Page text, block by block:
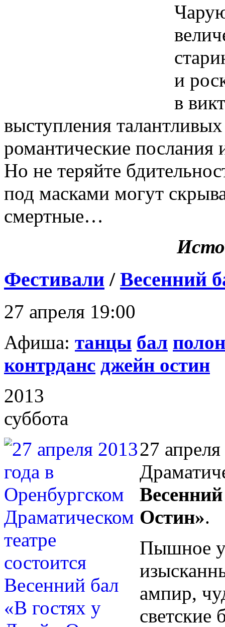
и
в
выступления
романтические
Но не теряйте
под масками могут
смертные…
Фестивали / Весенний
27 апреля 19:00
Афиша: танцы бал
контрданс джейн остин
2013
суббота
27
Остин».
Пышное
ампир,
светские